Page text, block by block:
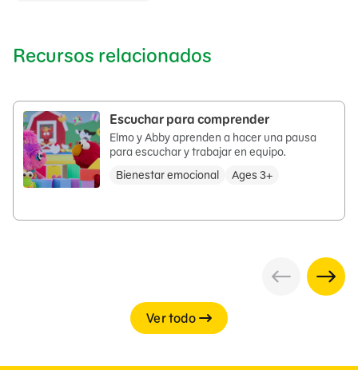
Recursos relacionados
Escuchar para comprender
Elmo y Abby aprenden a hacer una pausa
para escuchar y trabajar en equipo.
Bienestar emocional
Ages 3+
Ver todo